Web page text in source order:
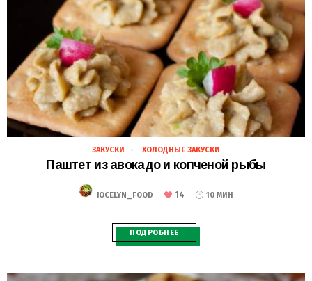
28.02.2021
ЗАКУСКИ ХОЛОДНЫЕ ЗАКУСКИ
Паштет из авокадо и копченой рыбы
JOCELYN_FOOD 14 10 МИН
ПОДРОБНЕЕ